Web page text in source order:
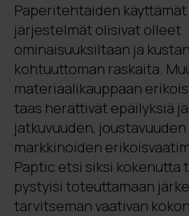
Paperitehtaiden käyttämät
järjestelmät olisivat olleet
ominaisuuksiltaan ja
kohtuuttoman raskaita.
materiaalikauppaan
taas herättivät epäilyksiä
jatkuvuuden,
markkinoiden
Paptic etsi siksi kokenutta
pystyisi toteuttamaan
tarvitseman vaativan